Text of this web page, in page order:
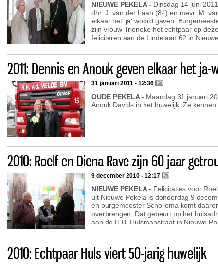
NIEUWE PEKELA - Dinsdag 14 juni
dhr. J. van der Laan (84) en mevr. M.
elkaar het 'ja' woord gaven.
zijn vrouw Trieneke het echtpaar op
feliciteren aan de Lindelaan 62 in
2011: Dennis en Anouk geven elkaar het ja-
31 januari 2011 - 12:36
OUDE PEKELA - Maandag 31 januari
Anouk Davids in het huwelijk. Ze
2010: Roelf en Diena Rave zijn 60 jaar
9 december 2010 - 12:17
NIEUWE PEKELA - Felicitaties voor
uit Nieuwe Pekela is donderdag 9
en burgemeester Schollema komt
overbrengen. Dat gebeurt op het
aan de H.B. Hulsmanstraat in Nieuwe
2010: Echtpaar Huls viert 50-jarig huwelijk